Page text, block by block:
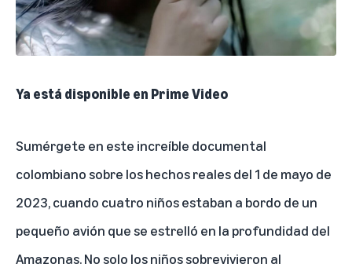
Ya está disponible en Prime Video
Sumérgete en este increíble documental
colombiano sobre los hechos reales del 1 de mayo de
2023, cuando cuatro niños estaban a bordo de un
pequeño avión que se estrelló en la profundidad del
Amazonas. No solo los niños sobrevivieron al